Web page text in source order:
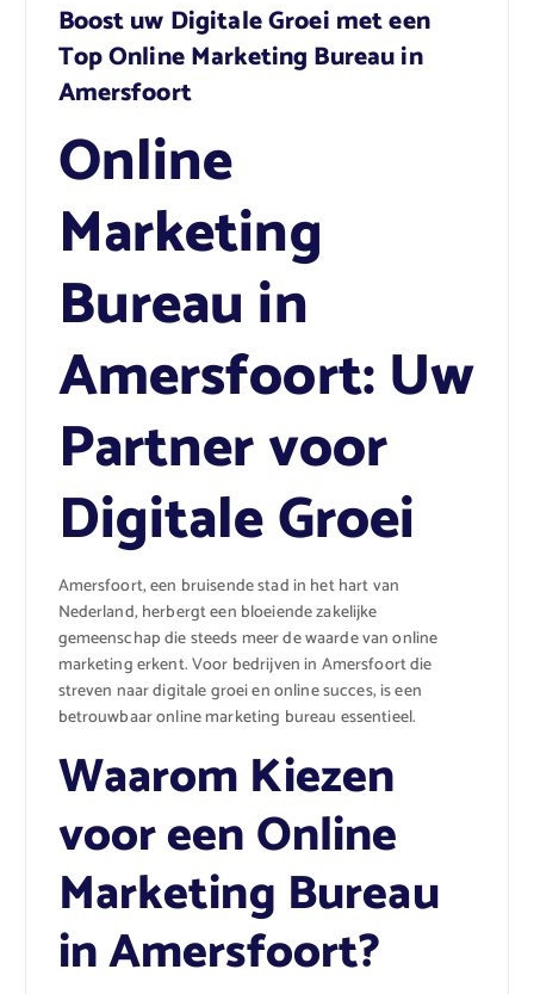
Boost uw Digitale Groei met een
Top Online Marketing Bureau in
Amersfoort
Online
Marketing
Bureau in
Amersfoort: Uw
Partner voor
Digitale Groei
Amersfoort, een bruisende stad in het hart van
Nederland, herbergt een bloeiende zakelijke
gemeenschap die steeds meer de waarde van online
marketing erkent. Voor bedrijven in Amersfoort die
streven naar digitale groei en online succes, is een
betrouwbaar online marketing bureau essentieel.
Waarom Kiezen
voor een Online
Marketing Bureau
in Amersfoort?